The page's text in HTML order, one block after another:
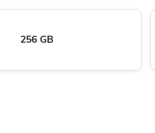
256 GB